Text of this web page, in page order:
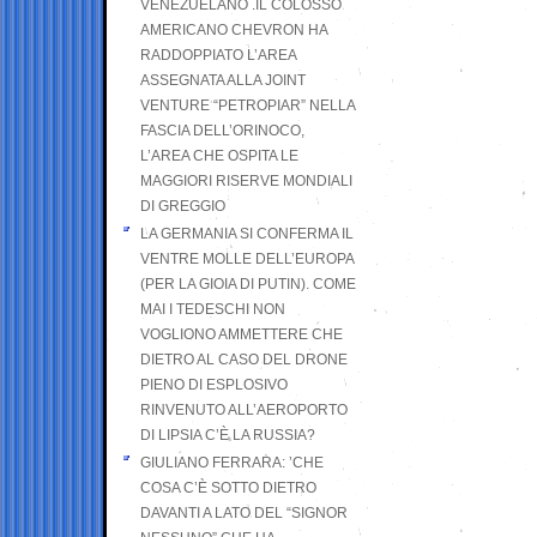
VENEZUELANO .IL COLOSSO
AMERICANO CHEVRON HA
RADDOPPIATO L’AREA
ASSEGNATA ALLA JOINT
VENTURE “PETROPIAR” NELLA
FASCIA DELL’ORINOCO,
L’AREA CHE OSPITA LE
MAGGIORI RISERVE MONDIALI
DI GREGGIO
LA GERMANIA SI CONFERMA IL
VENTRE MOLLE DELL’EUROPA
(PER LA GIOIA DI PUTIN). COME
MAI I TEDESCHI NON
VOGLIONO AMMETTERE CHE
DIETRO AL CASO DEL DRONE
PIENO DI ESPLOSIVO
RINVENUTO ALL’AEROPORTO
DI LIPSIA C’È LA RUSSIA?
GIULIANO FERRARA: ’CHE
COSA C’È SOTTO DIETRO
DAVANTI A LATO DEL “SIGNOR